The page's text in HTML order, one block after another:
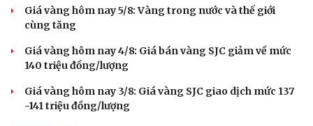
Giá vàng hôm nay 5/8: Vàng trong nước và thế giới
cùng tăng
Giá vàng hôm nay 4/8: Giá bán vàng SJC giảm về mức
140 triệu đồng/lượng
Giá vàng hôm nay 3/8: Giá vàng SJC giao dịch mức 137
-141 triệu đồng/lượng